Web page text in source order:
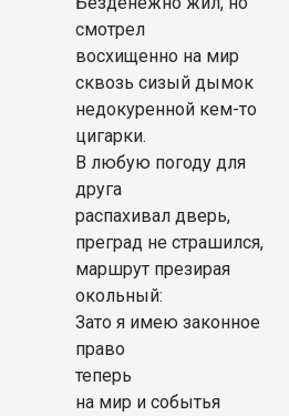
смотрел
восхищенно на мир
сквозь сизый дымок
недокуренной кем-то
цигарки.
В любую погоду для
друга
распахивал дверь,
преград не страшился,
маршрут презирая
окольный:
Зато я имею законное
право
теперь
на мир и событья